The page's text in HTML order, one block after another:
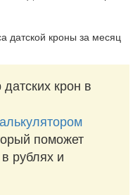
датской кроны за месяц
крон в
поможет
рублях и